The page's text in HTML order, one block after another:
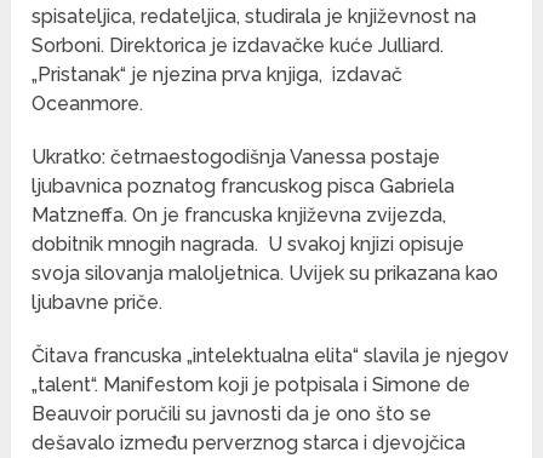
spisateljica, redateljica, studirala je književnost na
Sorboni. Direktorica je izdavačke kuće Julliard.
„Pristanak“ je njezina prva knjiga, izdavač
Oceanmore.
Ukratko: četrnaestogodišnja Vanessa postaje
ljubavnica poznatog francuskog pisca Gabriela
Matzneffa. On je francuska književna zvijezda,
dobitnik mnogih nagrada. U svakoj knjizi opisuje
svoja silovanja maloljetnica. Uvijek su prikazana kao
ljubavne priče.
Čitava francuska „intelektualna elita“ slavila je njegov
„talent“. Manifestom koji je potpisala i Simone de
Beauvoir poručili su javnosti da je ono što se
dešavalo između perverznog starca i djevojčica